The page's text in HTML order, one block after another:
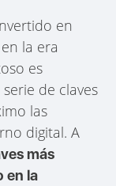
en
la era
es
de claves
las
digital. A
más
en la